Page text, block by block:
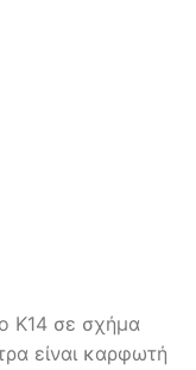
Κ14 σε σχήμα
είναι καρφωτή